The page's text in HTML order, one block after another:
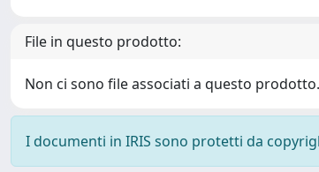
File in questo prodotto:
Non ci sono file associati a questo prodotto.
I documenti in IRIS sono protetti da